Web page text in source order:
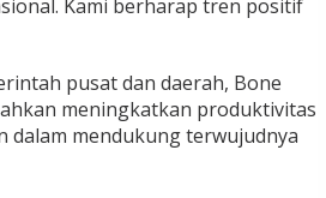
Kami berharap tren positif
pusat dan daerah, Bone
meningkatkan produktivitas
dalam mendukung terwujudnya